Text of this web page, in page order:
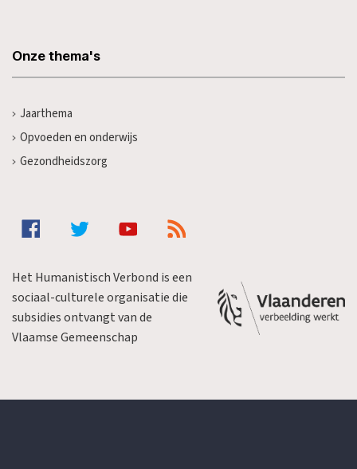
Onze thema's
Jaarthema
Opvoeden en onderwijs
Gezondheidszorg
Het Humanistisch Verbond is een
sociaal-culturele organisatie die
subsidies ontvangt van de
Vlaamse Gemeenschap